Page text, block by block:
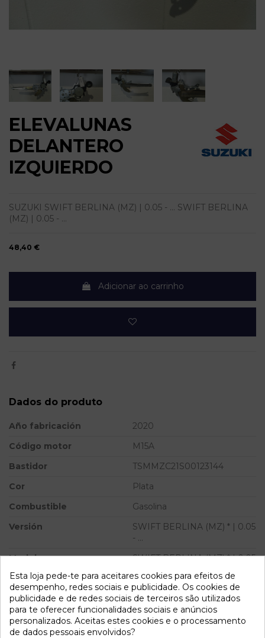
ELEVALUNAS
DELANTERO
IZQUIERDO
SUZUKI SWIFT BERLINA (MZ) | 0.05 - ... SWIFT BERLINA
(MZ) | 0.05 - ...
48,40 €
Adicionar ao carrinho
Dados do produto
Año fabricación
2020
Código motor
M15A
Bastidor
TSMMZC21S00123144
Cor
Plata
Combustible
Gasolina
Versión
SWIFT BERLINA (MZ) * | 0.05
- ...
Modelo
SWIFT BERLINA (MZ) * | 0.05
Referência 810383
Disponível a partir de: 2022-04-04
Esta loja pede-te para aceitares cookies para efeitos de
desempenho, redes sociais e publicidade. Os cookies de
publicidade e de redes sociais de terceiros são utilizados
para te oferecer funcionalidades sociais e anúncios
personalizados. Aceitas estes cookies e o processamento
de dados pessoais envolvidos?